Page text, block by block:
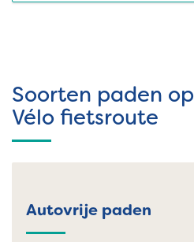
Soorten paden
Vélo fietsroute
Autovrije paden